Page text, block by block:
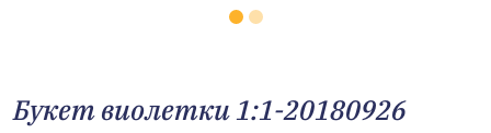
Букет виолетки 1:1-20180926